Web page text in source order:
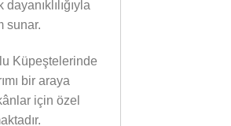
sunar.
Küpeştelerinde
bir araya
için özel